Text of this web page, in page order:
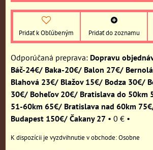
Pridať k Obľúbeným Pridať do zoznamu
Dopravu
Báč-24€/ Baka-20€/ Balon 27€/
Blahová 23€/ Blažov 15€/ Bodza 30€/
30€/ Boheľov 20€/ Bratislava do 50km
51-60km 65€/ Bratislava nad 60km
Budapest 150€/ Čakany 27 • 0 € •
Osobne